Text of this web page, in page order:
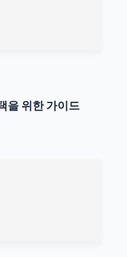
을 위한 가이드